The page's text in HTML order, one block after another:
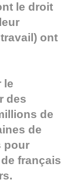
le droit
ont
le
des
de
de
pour
français